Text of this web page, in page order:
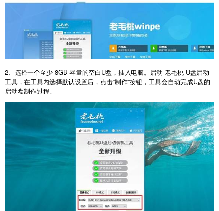
2、选择一个至少 8GB 容量的空白U盘，插入电脑。启动 老毛桃 U盘启动
工具，在工具内选择默认设置后，点击“制作”按钮，工具会自动完成U盘的
启动盘制作过程。